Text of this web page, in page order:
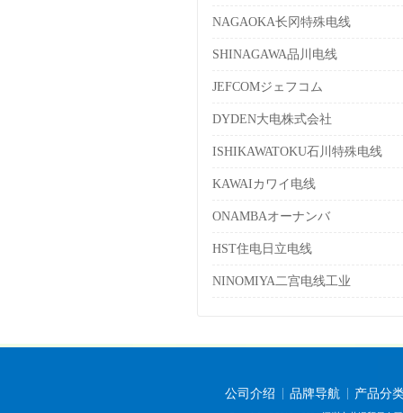
NAGAOKA长冈特殊电线
SHINAGAWA品川电线
JEFCOMジェフコム
DYDEN大电株式会社
ISHIKAWATOKU石川特殊电线
KAWAIカワイ电线
ONAMBAオーナンバ
HST住电日立电线
NINOMIYA二宫电线工业
公司介绍 品牌导航 产品分